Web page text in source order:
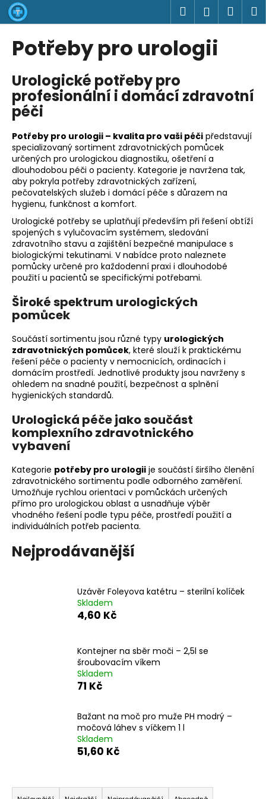
Přejít
na
obsah
Hledat
Potřeby pro urologii
Urologické potřeby pro
profesionální i domácí zdravotní
péči
Potřeby pro urologii – kvalita pro vaši péči představují
specializovaný sortiment zdravotnických pomůcek
určených pro urologickou diagnostiku, ošetření a
dlouhodobou péči o pacienty. Kategorie je navržena tak,
aby pokryla potřeby zdravotnických zařízení,
pečovatelských služeb i domácí péče s důrazem na
hygienu, funkčnost a komfort.
Urologické potřeby se uplatňují především při řešení obtíží
spojených s vylučovacím systémem, sledování
zdravotního stavu a zajištění bezpečné manipulace s
biologickými tekutinami. V nabídce proto naleznete
pomůcky určené pro každodenní praxi i dlouhodobé
použití u pacientů se specifickými potřebami.
Široké spektrum urologických
pomůcek
Součástí sortimentu jsou různé typy urologických
zdravotnických pomůcek, které slouží k praktickému
řešení péče o pacienty v nemocnicích, ordinacích i
domácím prostředí. Jednotlivé produkty jsou navrženy s
ohledem na snadné použití, bezpečnost a splnění
hygienických standardů.
Urologická péče jako součást
komplexního zdravotnického
vybavení
Kategorie potřeby pro urologii je součástí širšího členění
zdravotnického sortimentu podle odborného zaměření.
Umožňuje rychlou orientaci v pomůckách určených
přímo pro urologickou oblast a usnadňuje výběr
vhodného řešení podle typu péče, prostředí použití a
individuálních potřeb pacienta.
Nejprodávanější
Uzávěr Foleyova katétru – sterilní kolíček
Skladem
4,60 Kč
Kontejner na sběr moči – 2,5l se
šroubovacím víkem
Skladem
71 Kč
Bažant na moč pro muže PH modrý –
močová láhev s víčkem 1 l
Skladem
51,60 Kč
Ř
K
o
o
p
o
t
ř
e
b
u
j
e
t
e
n
a
j
í
t
?
o
p
o
r
u
č
u
j